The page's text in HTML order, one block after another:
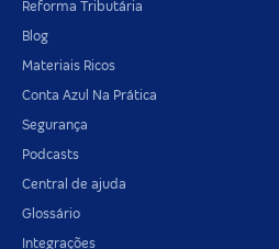
Reforma Tributária
Blog
Materiais Ricos
Conta Azul Na Prática
Segurança
Podcasts
Central de ajuda
Glossário
Integrações